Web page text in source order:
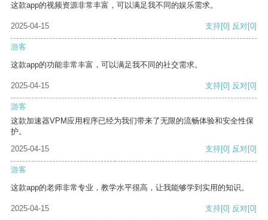
这款app的视频资源非常丰富，可以满足我不同的娱乐需求。
2025-04-15 支持[0] 反对[0]
游客
这款app的功能非常丰富，可以满足我不同的社交需求。
2025-04-15 支持[0] 反对[0]
游客
这款加速器VPM应用程序已经为我们带来了无限的流畅体验和安全性保
护。
2025-04-15
支持[0] 反对[0]
游客
这款app的老师非常专业，教学水平很高，让我能够学到实用的知识。
2025-04-15 支持[0] 反对[0]